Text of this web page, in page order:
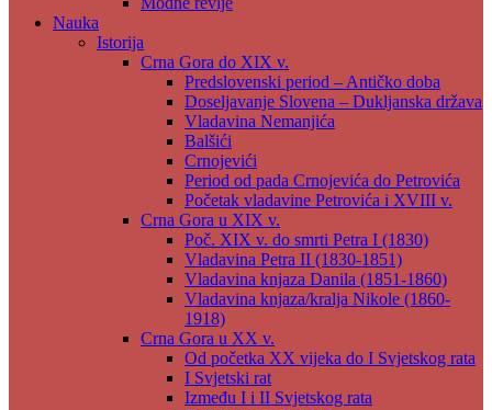
Nauka
Istorija
Crna Gora do XIX v.
Predslovenski period – Antičko doba
Doseljavanje Slovena – Dukljanska država
Vladavina Nemanjića
Balšići
Crnojevići
Period od pada Crnojevića do Petrovića
Početak vladavine Petrovića i XVIII v.
Crna Gora u XIX v.
Poč. XIX v. do smrti Petra I (1830)
Vladavina Petra II (1830-1851)
Vladavina knjaza Danila (1851-1860)
Vladavina knjaza/kralja Nikole (1860-
1918)
Crna Gora u XX v.
Od početka XX vijeka do I Svjetskog rata
I Svjetski rat
Između I i II Svjetskog rata